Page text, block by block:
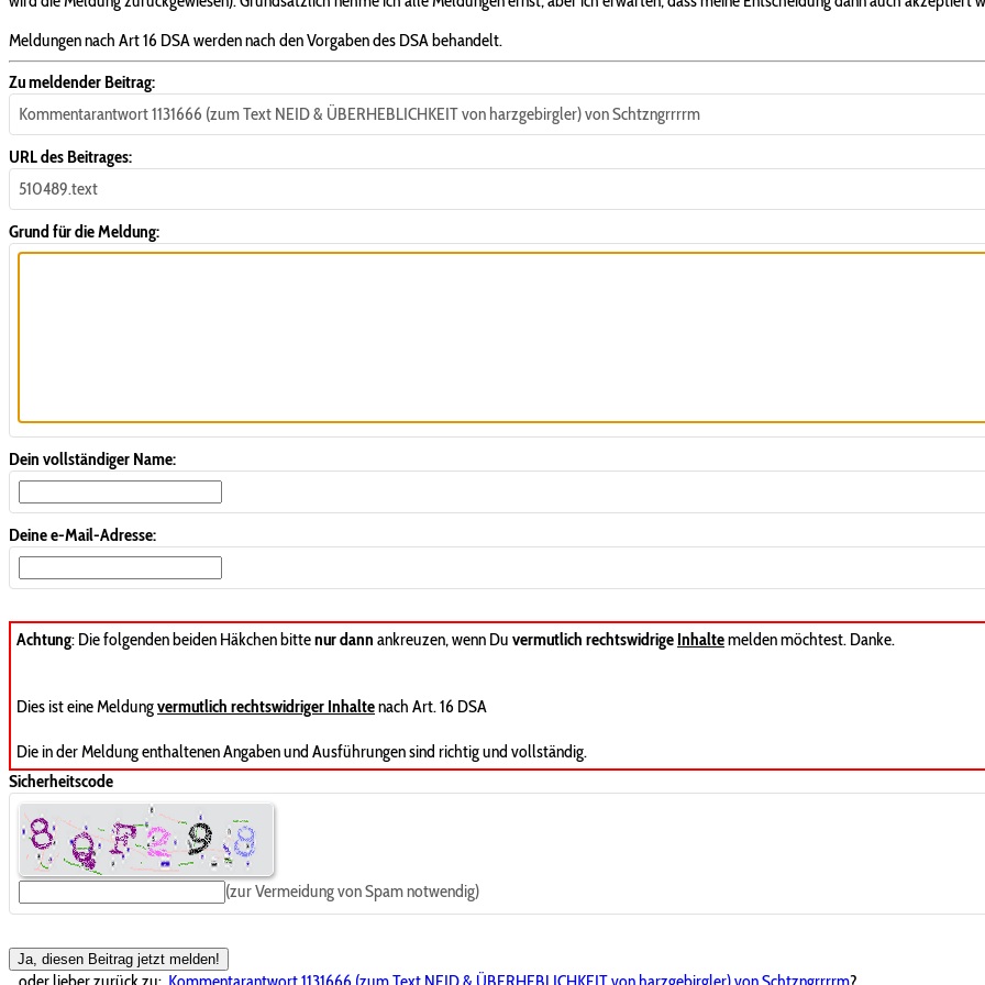
Meldungen nach Art 16 DSA werden nach den Vorgaben des DSA behandelt.
Zu meldender Beitrag:
Kommentarantwort 1131666 (zum Text NEID & ÜBERHEBLICHKEIT von harzgebirgler) von Schtzngrrrrm
URL des Beitrages:
510489.text
Grund für die Meldung:
Dein vollständiger Name:
Deine e-Mail-Adresse:
Achtung: Die folgenden beiden Häkchen bittenur dann ankreuzen, wenn Du vermutlich rechtswidrige Inhaltemelden möchtest. Danke.
Dies ist eine Meldungvermutlich rechtswidriger Inhaltenach Art. 16 DSA
Die in der Meldung enthaltenen Angaben und Ausführungen sind richtig und vollständig.
Sicherheitscode
(zur Vermeidung von Spam notwendig)
Ja, diesen Beitrag jetzt melden!
...oder lieber zurück zu: Kommentarantwort 1131666 (zum Text NEID & ÜBERHEBLICHKEIT von harzgebirgler) von Schtzngrrrrm?